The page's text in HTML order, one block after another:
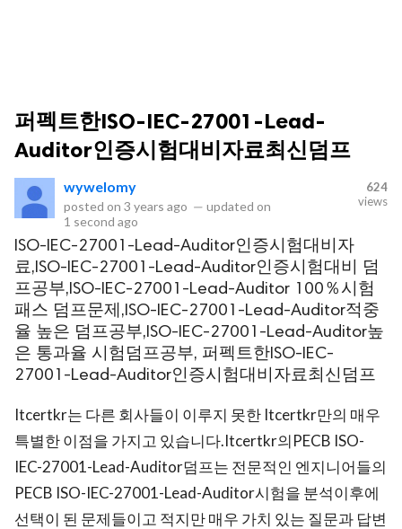
퍼펙트한ISO-IEC-27001-Lead-
Auditor인증시험대비자료최신덤프
wywelomy
posted on 3 years ago — updated on
1 second ago
624
views
ISO-IEC-27001-Lead-Auditor인증시험대비자
료,ISO-IEC-27001-Lead-Auditor인증시험대비 덤
프공부,ISO-IEC-27001-Lead-Auditor 100％시험
패스 덤프문제,ISO-IEC-27001-Lead-Auditor적중
율 높은 덤프공부,ISO-IEC-27001-Lead-Auditor높
은 통과율 시험덤프공부, 퍼펙트한ISO-IEC-
27001-Lead-Auditor인증시험대비자료최신덤프
Itcertkr는 다른 회사들이 이루지 못한 Itcertkr만의 매우
특별한 이점을 가지고 있습니다.Itcertkr의PECB ISO-
IEC-27001-Lead-Auditor덤프는 전문적인 엔지니어들의
PECB ISO-IEC-27001-Lead-Auditor시험을 분석이후에
선택이 된 문제들이고 적지만 매우 가치 있는 질문과 답변